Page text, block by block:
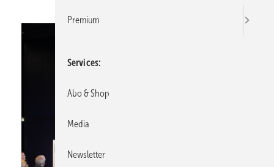
Premium
Services
Abo & Shop
Media
Newsletter